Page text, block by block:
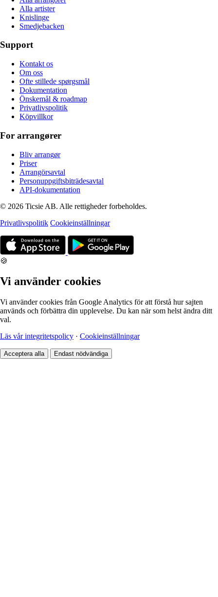
Alla artister
Knislinge
Smedjebacken
Support
Kontakt os
Om oss
Ofte stillede spørgsmål
Dokumentation
Önskemål & roadmap
Privatlivspolitik
Köpvillkor
For arrangører
Bliv arrangør
Priser
Arrangörsavtal
Personuppgiftsbiträdesavtal
API-dokumentation
© 2026 Ticsie AB. Alle rettigheder forbeholdes.
Privatlivspolitik Cookieinställningar
🍪
Vi använder cookies
Vi använder cookies från Google Analytics för att förstå hur sajten
används och förbättra din upplevelse. Du kan när som helst ändra ditt
val.
Läs vår integritetspolicy · Cookieinställningar
Acceptera alla Endast nödvändiga